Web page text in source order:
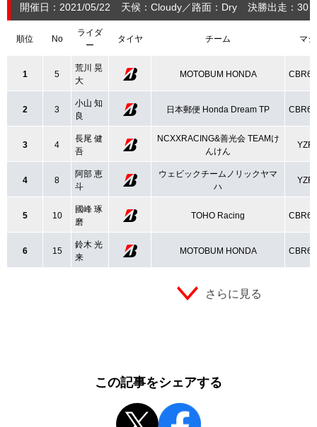
開催日：2021/05/22 天候：Cloudy 路面：Dry 決勝出走：30
順位 No
ライダ
ー
タイヤ チーム マ
1 5
荒川 晃
大
MOTOBUM HONDA
2 3
小山 知
良
日本郵便 Honda Dream TP
3 4
長尾 健
吾
NCXXRACING&善光会 TEAMけ
んけん
4 8
阿部 恵
斗
ウェビックチームノリックヤマ
ハ
5 10
國峰 琢
磨
TOHO Racing
6 15
鈴木 光
来
MOTOBUM HONDA
さらに見る
この記事をシェアする